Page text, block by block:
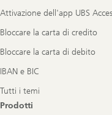
Attivazione dell'app UBS
Bloccare la carta di credito
Bloccare la carta di debito
IBAN e BIC
Tutti i temi
Prodotti